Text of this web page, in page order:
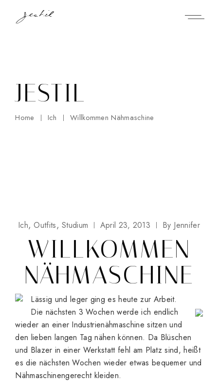
content
JESTIL
Home Ich Willkommen Nähmaschine
Ich Outfits Studium April 23, 2013 By Jennifer
WILLKOMMEN
NÄHMASCHINE
Lässig und leger ging es heute zur Arbeit.
Die nächsten 3 Wochen werde ich endlich
wieder an einer Industrienähmaschine sitzen und
den lieben langen Tag nähen können. Da Blüschen
und Blazer in einer Werkstatt fehl am Platz sind, heißt
es die nächsten Wochen wieder etwas bequemer und
Nähmaschinengerecht kleiden.